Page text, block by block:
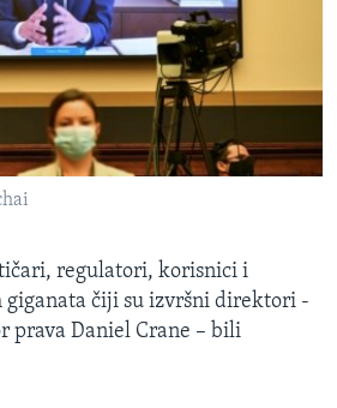
regulatori, korisnici i
čiji su izvršni direktori -
prava Daniel Crane – bili